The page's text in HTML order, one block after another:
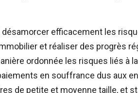
désamorcer efficacement les
et réaliser des progrès
ordonnée les risques liés à
en souffrance dus aux
de petite et moyenne taille, et